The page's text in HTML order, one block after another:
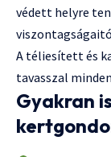
védett helyre
A téliesített és
tavasszal
Gyakran